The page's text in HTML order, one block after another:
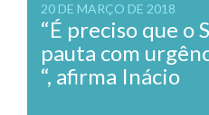
20 DE MARÇO DE 2018
“É preciso que o
pauta com
“, afirma Inácio